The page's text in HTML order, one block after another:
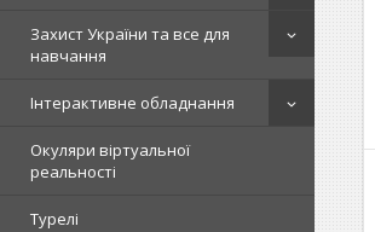
Захист України та все для
навчання
Інтерактивне обладнання
Окуляри віртуальної
реальності
Турелі